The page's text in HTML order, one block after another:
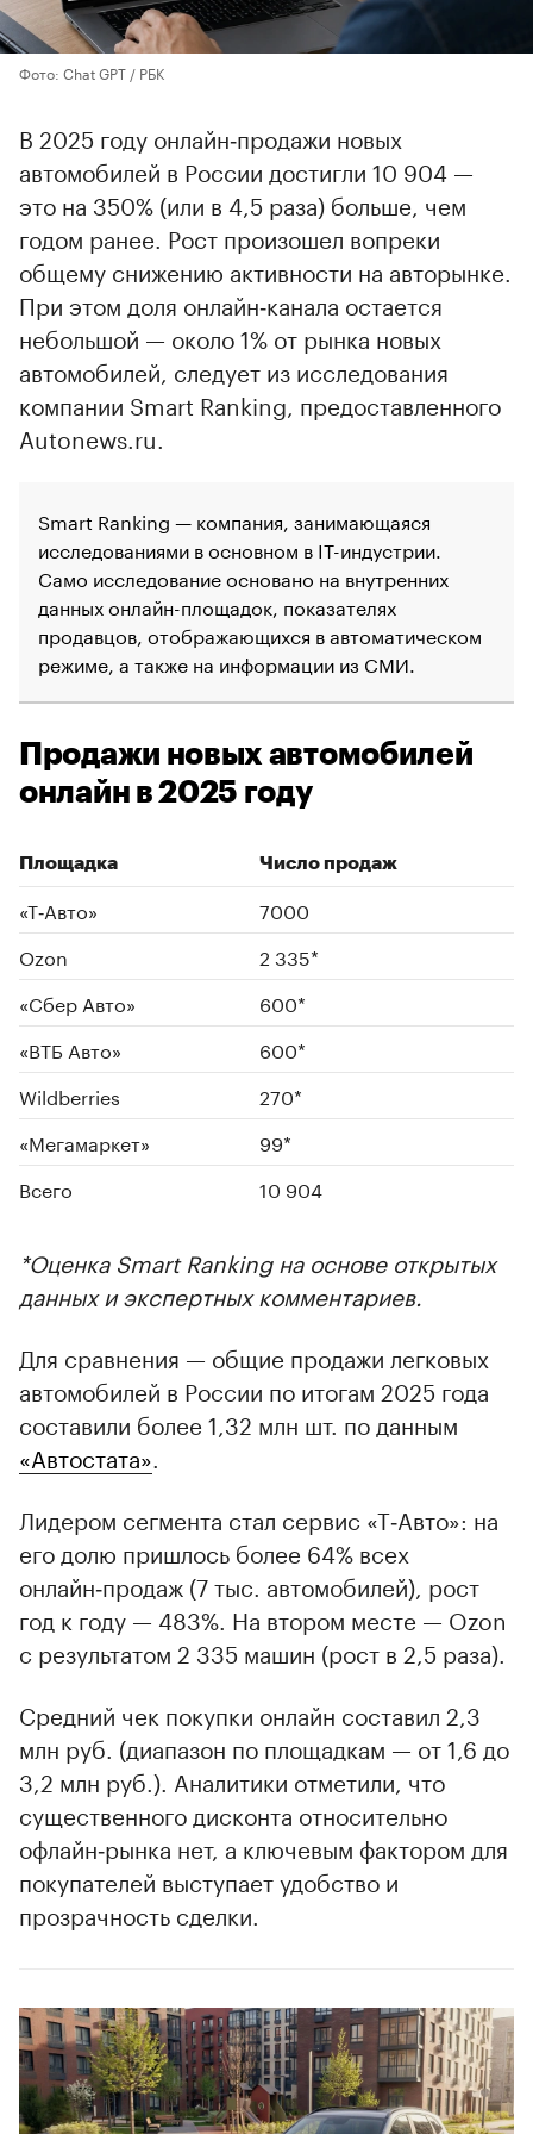
Фото: Chat GPT / РБК
В 2025 году онлайн‑продажи новых
автомобилей в России достигли 10 904 —
это на 350% (или в 4,5 раза) больше, чем
годом ранее. Рост произошел вопреки
общему снижению активности на авторынке.
При этом доля онлайн‑канала остается
небольшой — около 1% от рынка новых
автомобилей, следует из исследования
компании Smart Ranking, предоставленного
Autonews.ru.
Smart Ranking — компания, занимающаяся
исследованиями в основном в IT-индустрии.
Само исследование основано на внутренних
данных онлайн-площадок, показателях
продавцов, отображающихся в автоматическом
режиме, а также на информации из СМИ.
00:00 / 00:00
Продажи новых автомобилей
онлайн в 2025 году
Площадка Число продаж
«Т‑Авто»
7000
Ozon
2 335*
«Сбер Авто»
600*
«ВТБ Авто»
600*
Wildberries
270*
«Мегамаркет»
99*
Всего
10 904
*Оценка Smart Ranking на основе открытых
данных и экспертных комментариев.
Для сравнения — общие продажи легковых
автомобилей в России по итогам 2025 года
составили более 1,32 млн шт. по данным
«Автостата».
Лидером сегмента стал сервис «Т‑Авто»: на
его долю пришлось более 64% всех
онлайн‑продаж (7 тыс. автомобилей), рост
год к году — 483%. На втором месте — Ozon
с результатом 2 335 машин (рост в 2,5 раза).
Средний чек покупки онлайн составил 2,3
млн руб. (диапазон по площадкам — от 1,6 до
3,2 млн руб.). Аналитики отметили, что
существенного дисконта относительно
офлайн‑рынка нет, а ключевым фактором для
покупателей выступает удобство и
прозрачность сделки.